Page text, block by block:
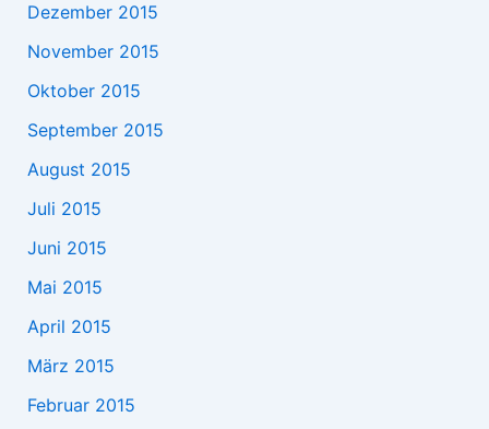
Dezember 2015
November 2015
Oktober 2015
September 2015
August 2015
Juli 2015
Juni 2015
Mai 2015
April 2015
März 2015
Februar 2015